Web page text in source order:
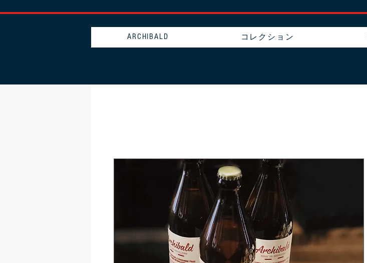
ARCHIBALD コレクション